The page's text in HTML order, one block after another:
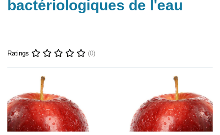
bactériologiques de l'eau
Ratings (0)